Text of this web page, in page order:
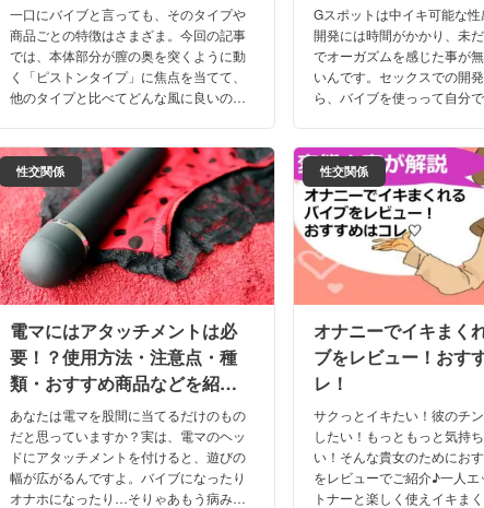
一口にバイブと言っても、そのタイプや
商品ごとの特徴はさまざま。今回の記事
では、本体部分が膣の奥を突くように動
く「ピストンタイプ」に焦点を当てて、
他のタイプと比べてどんな風に良いの
す！
Gスポットは中イキ可能な性
開発には時間がかかり、未
でオーガズムを感じた事が
いんです。セックスでの開
ら、バイブを使っって自分
ります！
性交関係
電マにはアタッチメントは必
要！？使用方法・注意点・種
類・おすすめ商品などを紹
介！
あなたは電マを股間に当てるだけのもの
だと思っていますか？実は、電マのヘッ
ドにアタッチメントを付けると、遊びの
幅が広がるんですよ。バイブになったり
オナホになったり…そりゃあもう病みつ
性交関係
オナニーでイキまく
ブをレビュー！おす
レ！
サクっとイキたい！彼のチ
したい！もっともっと気持
い！そんな貴女のためにお
をレビューでご紹介♪一人エ
トナーと楽しく使えイキま